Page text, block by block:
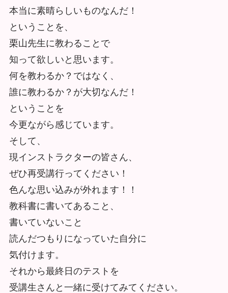
本当に素晴らしいものなんだ！
ということを、
栗山先生に教わることで
知って欲しいと思います。
何を教わるか？ではなく、
誰に教わるか？が大切なんだ！
ということを
今更ながら感じています。
そして、
現インストラクターの皆さん、
ぜひ再受講行ってください！
色んな思い込みが外れます！！
教科書に書いてあること、
書いていないこと
読んだつもりになっていた自分に
気付けます。
それから最終日のテストを
受講生さんと一緒に受けてみてください。